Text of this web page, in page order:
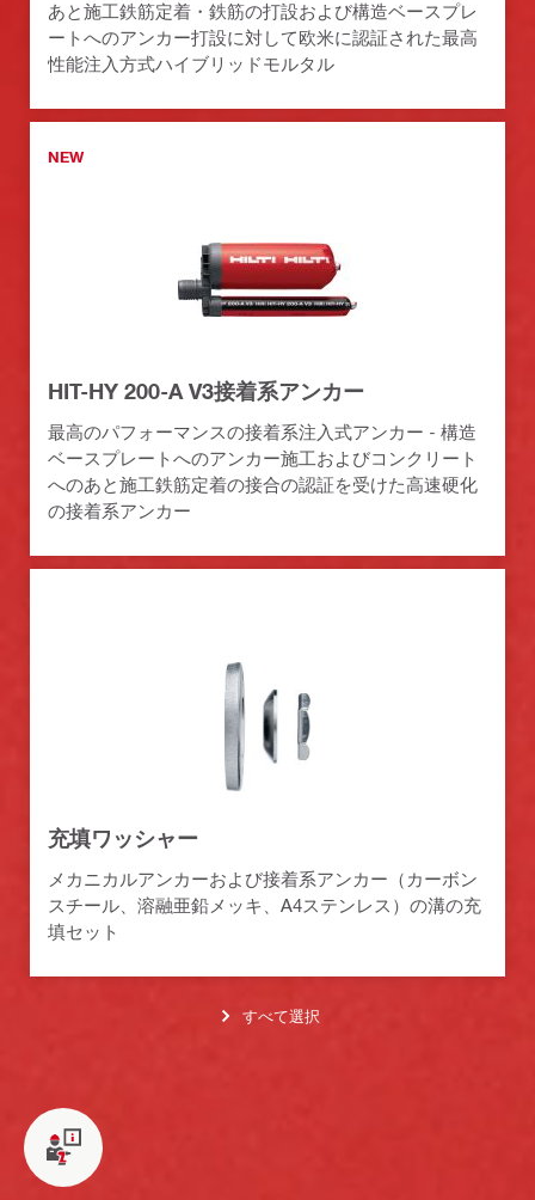
あと施工鉄筋定着・鉄筋の打設および構造ベースプレ
ートへのアンカー打設に対して欧米に認証された最高
性能注入方式ハイブリッドモルタル
NEW
HIT-HY 200-A V3接着系アンカー
最高のパフォーマンスの接着系注入式アンカー - 構造
ベースプレートへのアンカー施工およびコンクリート
へのあと施工鉄筋定着の接合の認証を受けた高速硬化
の接着系アンカー
充填ワッシャー
メカニカルアンカーおよび接着系アンカー（カーボン
スチール、溶融亜鉛メッキ、A4ステンレス）の溝の充
填セット
すべて選択